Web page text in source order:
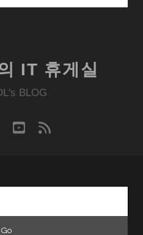
께
하
솔
IT 휴게실
BLOG
youtube
rss